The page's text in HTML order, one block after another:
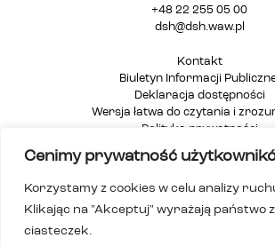
Cenimy prywatność
Korzystamy z cookies w celu analizy
Klikając na "Akceptuj" wyrażają państwo
ciasteczek.
+48 22 255 05 00
dsh@dsh.waw.pl
Kontakt
Biuletyn Informacji
Deklaracja dostępności
Wersja łatwa do czytania i
Polityka prywatności
Mapa strony